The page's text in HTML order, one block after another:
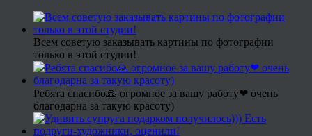
Всем советую заказывать картины по фотографии
только в этой студии!
Ребята спасибо🙏 огромное за вашу работу❤ очень
благодарна за такую красоту)